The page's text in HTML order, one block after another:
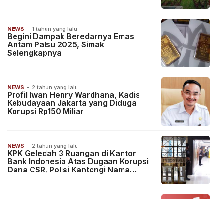
NEWS - 1 tahun yang lalu
Begini Dampak Beredarnya Emas
Antam Palsu 2025, Simak
Selengkapnya
NEWS - 2 tahun yang lalu
Profil Iwan Henry Wardhana, Kadis
Kebudayaan Jakarta yang Diduga
Korupsi Rp150 Miliar
NEWS - 2 tahun yang lalu
KPK Geledah 3 Ruangan di Kantor
Bank Indonesia Atas Dugaan Korupsi
Dana CSR, Polisi Kantongi Nama